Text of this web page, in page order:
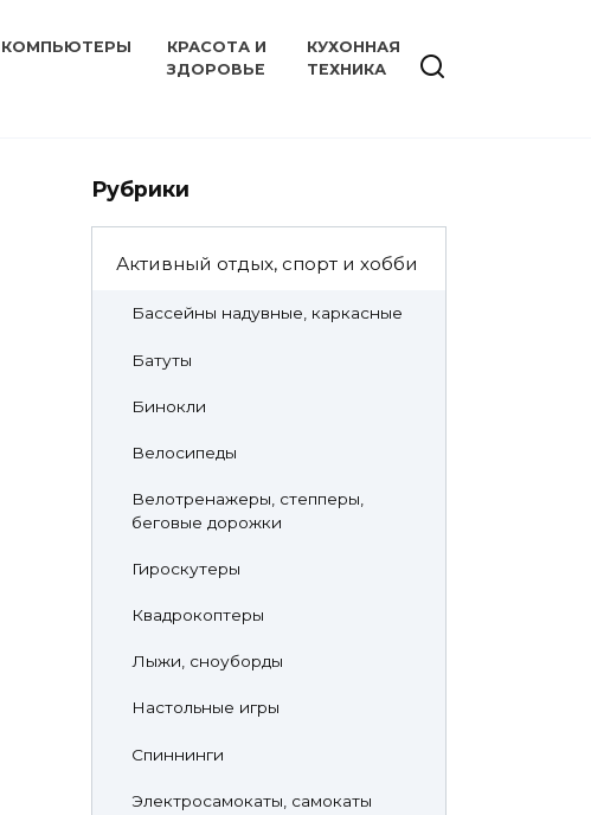
КОМПЬЮТЕРЫ
КРАСОТА И
ЗДОРОВЬЕ
КУХОННАЯ
ТЕХНИКА
Рубрики
Активный отдых, спорт и хобби
Бассейны надувные, каркасные
Батуты
Бинокли
Велосипеды
Велотренажеры, степперы,
беговые дорожки
Гироскутеры
Квадрокоптеры
Лыжи, сноуборды
Настольные игры
Спиннинги
Электросамокаты, самокаты